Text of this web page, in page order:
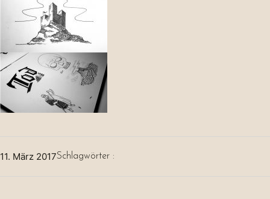
11. März 2017Schlagwörter :